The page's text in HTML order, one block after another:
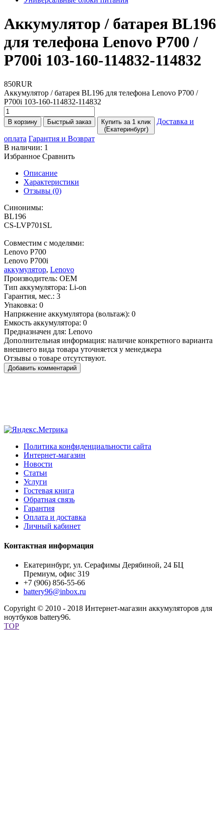
Аккумулятор / батарея BL196
для телефона Lenovo P700 /
P700i 103-160-114832-114832
850RUR
Аккумулятор / батарея BL196 для телефона Lenovo P700 /
P700i 103-160-114832-114832
В корзину Быстрый заказ
Купить за 1 клик
(Екатеринбург)
Доставка и
оплата Гарантия и Возврат
В наличии: 1
Избранное Сравнить
Описание
Характеристики
Отзывы (0)
Синонимы:
BL196
CS-LVP701SL
Совместим с моделями:
Lenovo P700
Lenovo P700i
аккумулятор, Lenovo
Производитель: OEM
Тип аккумулятора: Li-on
Гарантия, мес.: 3
Упаковка: 0
Напряжение аккумулятора (вольтаж): 0
Емкость аккумулятора: 0
Предназначен для: Lenovo
Дополнительная информация: наличие конкретного варианта
внешнего вида товара уточняется у менеджера
Отзывы о товаре отсутствуют.
Добавить комментарий
Политика конфиденциальности сайта
Интернет-магазин
Новости
Статьи
Услуги
Гостевая книга
Обратная связь
Гарантия
Оплата и доставка
Личный кабинет
Контактная информация
Екатеринбург, ул. Серафимы Дерябиной, 24 БЦ
Премиум, офис 319
+7 (906) 856-55-66
battery96@inbox.ru
Copyright © 2010 - 2018 Интернет-магазин аккумуляторов для
ноутбуков battery96.
TOP